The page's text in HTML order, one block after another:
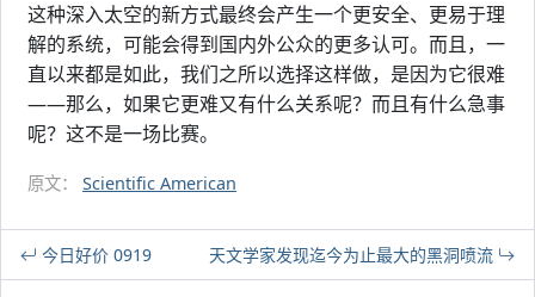
这种深入太空的新方式最终会产生一个更安全、更易于理
解的系统，可能会得到国内外公众的更多认可。而且，一
直以来都是如此，我们之所以选择这样做，是因为它很难
——那么，如果它更难又有什么关系呢？而且有什么急事
呢？这不是一场比赛。
原文： Scientific American
今日好价 0919 天文学家发现迄今为止最大的黑洞喷流